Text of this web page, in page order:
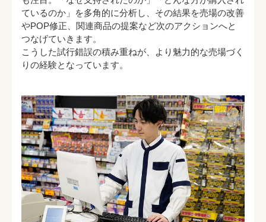
ているのか」を多角的に分析し、その結果を売場の改善
やPOP修正、関連商品の提案など次のアクションへと
つなげていきます。
こうした試行錯誤の積み重ねが、より魅力的な売場づく
りの経験となっています。